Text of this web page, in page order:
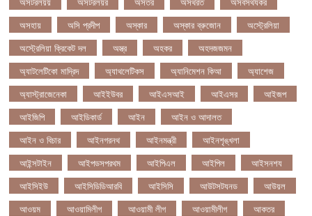
অসহায়
অসি প্রদীপ অস্কার অস্কার ব্রুজোন
অস্ট্রেলিয়া
অস্ট্রেলিয়া ক্রিকেট দল
অস্ত্র অহকর
অহদজজমন
অ্যাটলেটিকো মাদ্রিদ
অ্যাথলেটিকস অ্যানিমেশন কিআ
অ্যাশেজ
অ্যাস্ট্রাজেনেকা
আইইউবর আইএসআই আইএসর
আইজপ
আইজিপি
আইডিকার্ড আইন
আইন ও আদালত
আইন ও বিচার
আইনগরনথ আইনমন্ত্রী
আইনশৃঙ্খলা
আইন্সটাইন
আইপডসপরথম আইপিএল আইপিল
আইসনশয
আইসিইউ
আইসিডিডিআরবি আইসিসি আউটসটযনড
আউয়ল
আওয়ম
আওয়ামিলীগ আওয়ামী লীগ আওয়ামীলীগ
আকতর